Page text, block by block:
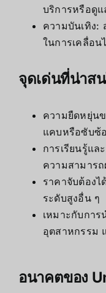
บริการหรือดู
ความบันเทิง:
ในการเคลื่อน
จุดเด่นที่น่าส
ความยืดหยุ่น
แคบหรือซับซ้
การเรียนรู้แล
ความสามาร
ราคาจับต้อง
ระดับสูงอื่น ๆ
เหมาะกับการ
อุตสาหกรรม
อนาคตของ